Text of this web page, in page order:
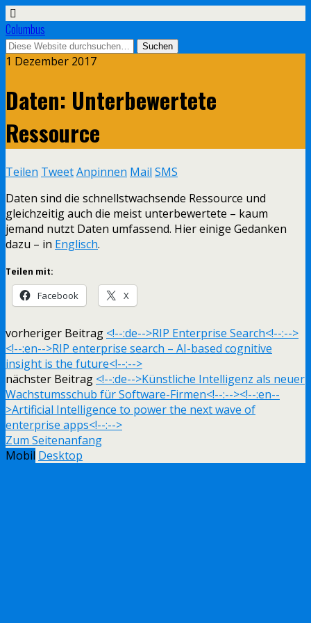
Columbus
1 Dezember 2017
Daten: Unterbewertete
Ressource
Teilen TweetAnpinnen Mail SMS
Daten sind die schnellstwachsende Ressource und
gleichzeitig auch die meist unterbewertete – kaum
jemand nutzt Daten umfassend. Hier einige Gedanken
dazu – in Englisch.
Teilen mit:
Facebook X
vorheriger Beitrag <!--:de-->RIP Enterprise Search<!--:-->
<!--:en-->RIP enterprise search – AI-based cognitive
insight is the future<!--:-->
nächster Beitrag <!--:de-->Künstliche Intelligenz als neuer
Wachstumsschub für Software-Firmen<!--:--><!--:en--
>Artificial Intelligence to power the next wave of
enterprise apps<!--:-->
Zum Seitenanfang
Mobil Desktop